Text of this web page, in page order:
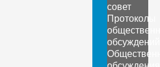
совет
Протоколы
обсуждений